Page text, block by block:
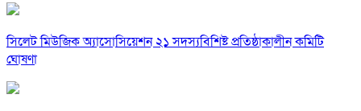
সিলেট মিউজিক অ্যাসোসিয়েশন ২১ সদস্যবিশিষ্ট প্রতিষ্ঠাকালীন কমিটি
ঘোষণা